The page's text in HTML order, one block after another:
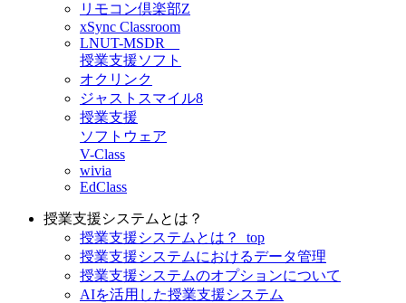
リモコン倶楽部Z
xSync Classroom
LNUT-MSDR
授業支援ソフト
オクリンク
ジャストスマイル8
授業支援
ソフトウェア
V-Class
wivia
EdClass
授業支援システムとは？
授業支援システムとは？_top
授業支援システムにおけるデータ管理
授業支援システムのオプションについて
AIを活用した授業支援システム